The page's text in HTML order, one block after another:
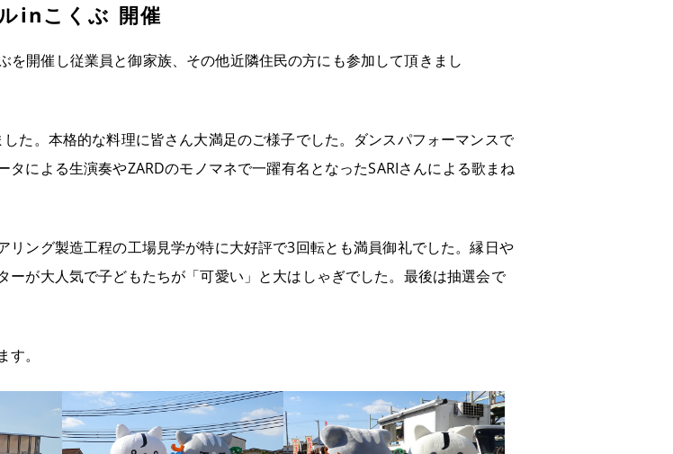
inこくぶ 開催
開催し従業員と御家族、その他近隣住民の方にも参加して頂きまし
た。本格的な料理に皆さん大満足のご様子でした。ダンスパフォーマンスで
による生演奏やZARDのモノマネで一躍有名となったSARIさんによる歌まね
ング製造工程の工場見学が特に大好評で3回転とも満員御礼でした。縁日や
が大人気で子どもたちが「可愛い」と大はしゃぎでした。最後は抽選会で
。